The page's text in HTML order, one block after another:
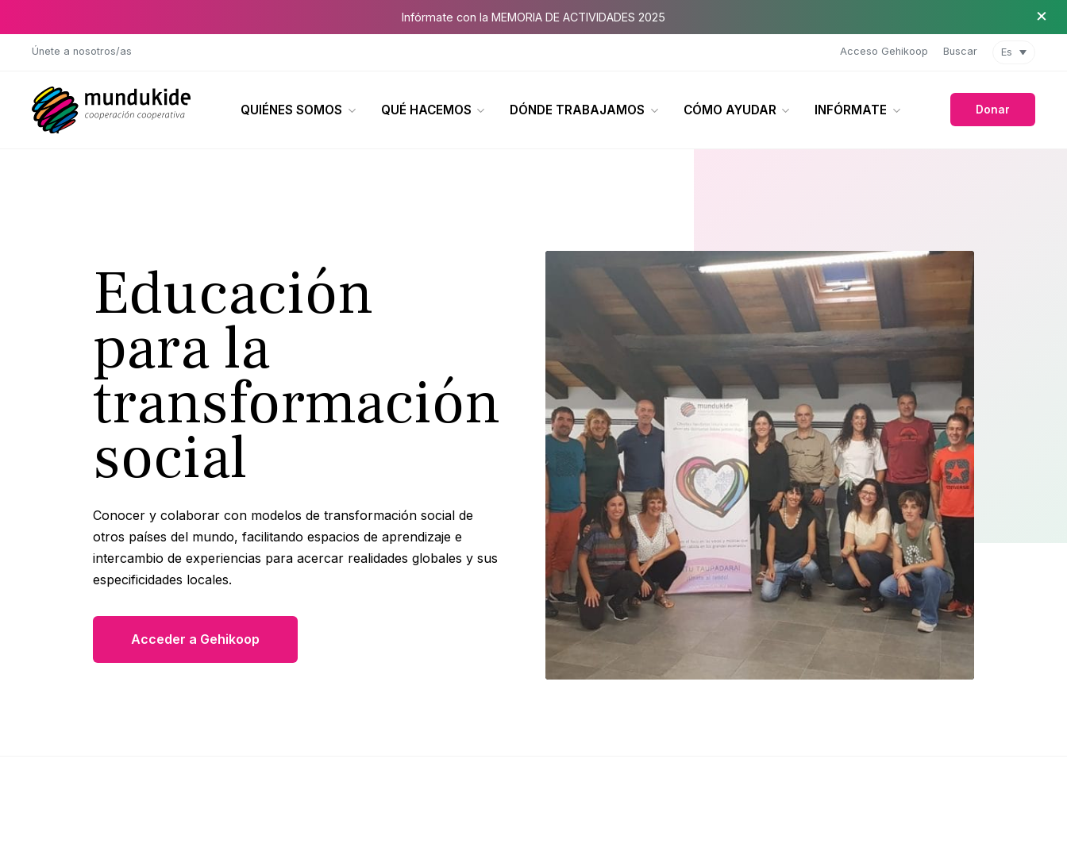
Infórmate con la MEMORIA DE ACTIVIDADES 2025 ×
Donar
QUIÉNES SOMOS QUÉ HACEMOS DÓNDE TRABAJAMOS CÓMO AYUDAR INFÓRMATE
Únete a nosotros/as Acceso Gehikoop Buscar Es
Educación
para la
transformación
social
Conocer y colaborar con modelos de transformación social de
otros países del mundo, facilitando espacios de aprendizaje e
intercambio de experiencias para acercar realidades globales y sus
especificidades locales.
Acceder a Gehikoop